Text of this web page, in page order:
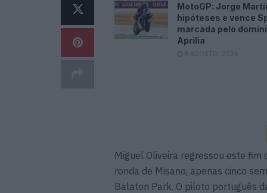
MotoGP: Jorge
hipóteses e vence
marcada pelo
Aprilia
8 AGOSTO, 2026
Miguel Oliveira regressou este fim
ronda de Misano, apenas cinco
Balaton Park. O piloto português